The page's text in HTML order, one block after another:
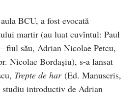
BCU, a fost evocată
martir (au luat cuvîntul: Paul
fiul său, Adrian Nicolae Petcu,
Nicolae Bordașiu), s-a lansat
Trepte de har(Ed. Manuscris,
introductiv de Adrian